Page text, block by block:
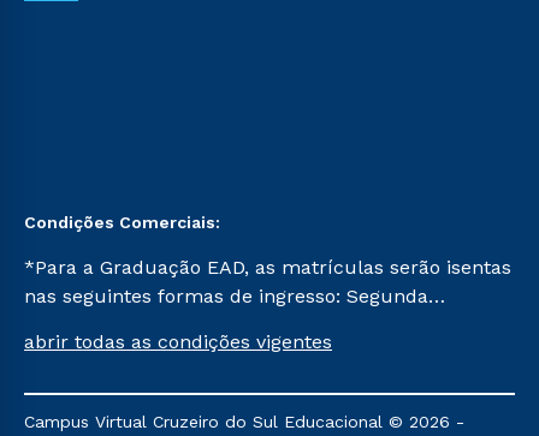
Condições Comerciais:
*Para a Graduação EAD, as matrículas serão isentas
nas seguintes formas de ingresso: Segunda
Já para as demais, a taxa de matrícula será de R$
mencionadas são referentes aos cursos: Ensino
abrir todas as condições vigentes
Campus Virtual Cruzeiro do Sul Educacional © 2026 -